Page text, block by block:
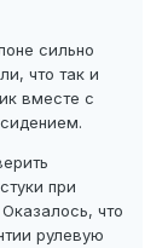
сильно
что так и
вместе с
при
что
рулевую